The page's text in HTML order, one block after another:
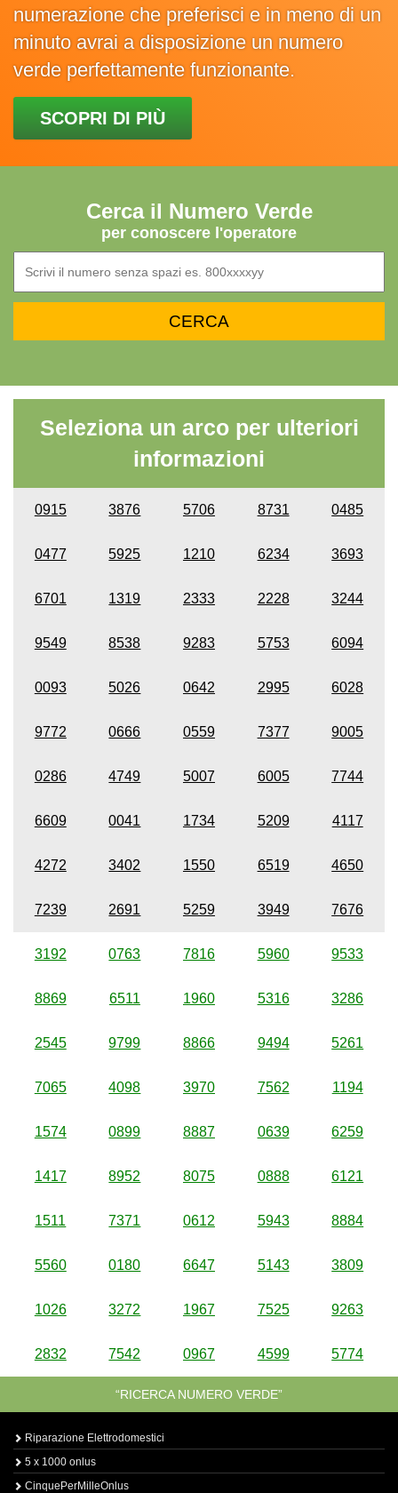
numerazione che preferisci e in meno di un
minuto avrai a disposizione un numero
verde perfettamente funzionante.
SCOPRI DI PIÙ
Cerca il Numero Verde
per conoscere l'operatore
Seleziona un arco per ulteriori
informazioni
0915 3876 5706 8731 0485
0477 5925 1210 6234 3693
6701 1319 2333 2228 3244
9549 8538 9283 5753 6094
0093 5026 0642 2995 6028
9772 0666 0559 7377 9005
0286 4749 5007 6005 7744
6609 0041 1734 5209 4117
4272 3402 1550 6519 4650
7239 2691 5259 3949 7676
3192 0763 7816 5960 9533
8869 6511 1960 5316 3286
2545 9799 8866 9494 5261
7065 4098 3970 7562 1194
1574 0899 8887 0639 6259
1417 8952 8075 0888 6121
1511 7371 0612 5943 8884
5560 0180 6647 5143 3809
1026 3272 1967 7525 9263
2832 7542 0967 4599 5774
“RICERCA NUMERO VERDE”
Riparazione Elettrodomestici
5 x 1000 onlus
CinquePerMilleOnlus